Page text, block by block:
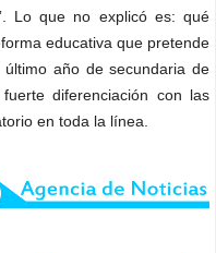
Lo que no explicó es: qué
educativa que pretende
año de secundaria de
diferenciación con las
en toda la línea.